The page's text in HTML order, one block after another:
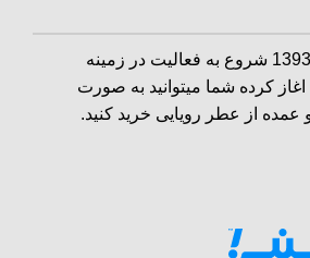
عطر رویایی از سال 1393 شروع به فعالیت در زمینه
اغاز کرده شما میتوانید به صورت
عمده از عطر رویایی خرید کنید.